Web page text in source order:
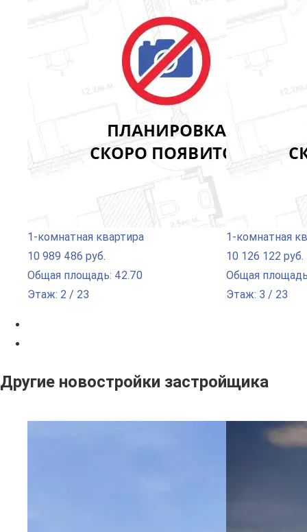
1-комнатная квартира
10 989 486 руб.
Общая площадь: 42.70
Этаж: 2 / 23
1-комнатная
10 126 122 руб.
Общая
Этаж: 3 / 23
Другие новостройки застройщика